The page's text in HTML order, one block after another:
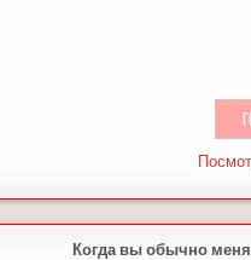
Когда вы обычно